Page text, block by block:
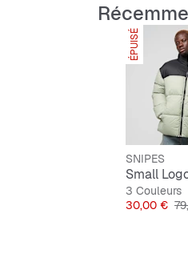
Guide des coupes:ÉPUISÉ UNIQUEMENT EN LIGNE
SNIPES
3 Couleurs
Prix
30,00 €